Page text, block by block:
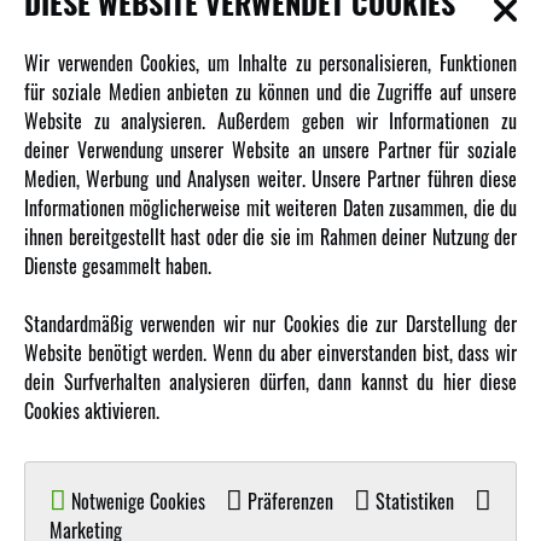
Newsletter
Über uns
Karriere
Amewi Kataloge
MEHR VON AMEWI
Amewi Construction - Nutzfahrzeuge
Malinos - Die kreative Seite von Amewi
Werden Sie Amewi Händler
Wir verwenden Cookies, um Inhalte zu personalisieren, Funktionen
für soziale Medien anbieten zu können und die Zugriffe auf unsere
Website zu analysieren. Außerdem geben wir Informationen zu
deiner Verwendung unserer Website an unsere Partner für soziale
Medien, Werbung und Analysen weiter. Unsere Partner führen diese
Informationen möglicherweise mit weiteren Daten zusammen, die du
ihnen bereitgestellt hast oder die sie im Rahmen deiner Nutzung der
Dienste gesammelt haben.
Standardmäßig verwenden wir nur Cookies die zur Darstellung der
Website benötigt werden. Wenn du aber einverstanden bist, dass wir
dein Surfverhalten analysieren dürfen, dann kannst du hier diese
Cookies aktivieren.
Notwenige Cookies Präferenzen
Statistiken
Marketing